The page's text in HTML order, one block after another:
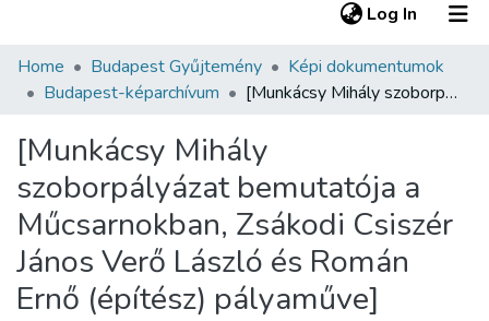
Log In (current)
Communities & Collections
Statistics
About us
Home Budapest Gyűjtemény
Képi dokumentumok
Budapest-képarchívum
[Munkácsy Mihály szoborpályázat bemutatója a Műcsarnokban, Zsákodi Csiszér János Verő László és Román Ernő (építész) pályaműve]
[Munkácsy Mihály
szoborpályázat bemutatója a
Műcsarnokban, Zsákodi Csiszér
János Verő László és Román
Ernő (építész) pályaműve]